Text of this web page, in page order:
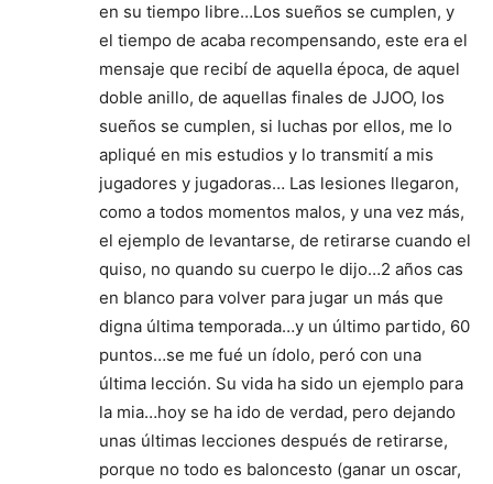
en su tiempo libre…Los sueños se cumplen, y
el tiempo de acaba recompensando, este era el
mensaje que recibí de aquella época, de aquel
doble anillo, de aquellas finales de JJOO, los
sueños se cumplen, si luchas por ellos, me lo
apliqué en mis estudios y lo transmití a mis
jugadores y jugadoras… Las lesiones llegaron,
como a todos momentos malos, y una vez más,
el ejemplo de levantarse, de retirarse cuando el
quiso, no quando su cuerpo le dijo…2 años cas
en blanco para volver para jugar un más que
digna última temporada…y un último partido, 60
puntos…se me fué un ídolo, peró con una
última lección. Su vida ha sido un ejemplo para
la mia…hoy se ha ido de verdad, pero dejando
unas últimas lecciones después de retirarse,
porque no todo es baloncesto (ganar un oscar,